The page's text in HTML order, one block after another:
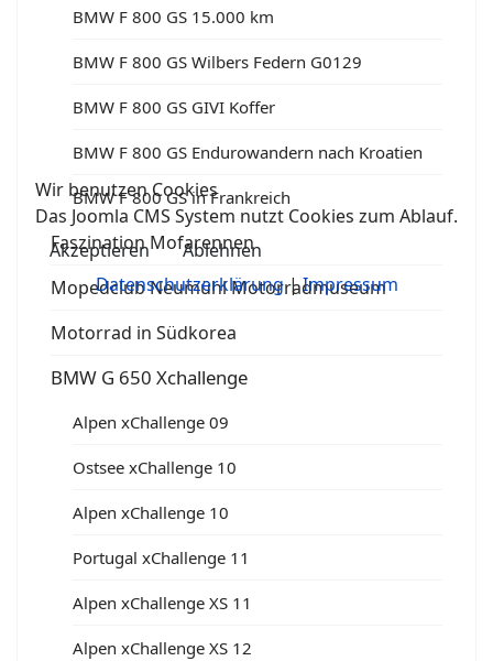
BMW F 800 GS 15.000 km
BMW F 800 GS Wilbers Federn G0129
BMW F 800 GS GIVI Koffer
BMW F 800 GS Endurowandern nach Kroatien
BMW F 800 GS in Frankreich
Faszination Mofarennen
Mopedclub Neumühl Motorradmuseum
Motorrad in Südkorea
BMW G 650 Xchallenge
Alpen xChallenge 09
Ostsee xChallenge 10
Alpen xChallenge 10
Portugal xChallenge 11
Alpen xChallenge XS 11
Alpen xChallenge XS 12
Wir benutzen Cookies
Das Joomla CMS System nutzt Cookies zum Ablauf.
Akzeptieren
Ablehnen
Datenschutzerklärung|Impressum